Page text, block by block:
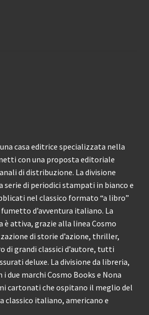
casa editrice specializzata nella
con una proposta editoriale
di distribuzione. La divisione
serie di periodici stampati in bianco e
nel classico formato “a libro”
d’avventura italiano. La
attiva, grazie alla linea Cosmo
di storie d’azione, thriller,
di grandi classici d’autore, tutti
deluxe. La divisione da libreria,
due marchi Cosmo Books e Nona
cartonati che ospitano il meglio del
classico italiano, americano e